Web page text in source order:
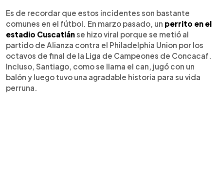
Es de recordar que estos incidentes son bastante
comunes en el fútbol. En marzo pasado, un perrito en el
estadio Cuscatlánse hizo viral porque se metió al
partido de Alianza contra el Philadelphia Union por los
octavos de final de la Liga de Campeones de Concacaf.
Incluso, Santiago, como se llama el can, jugó con un
balón y luego tuvo una agradable historia para su vida
perruna.